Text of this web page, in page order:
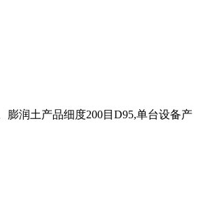
膨润土产品细度200目D95,单台设备产